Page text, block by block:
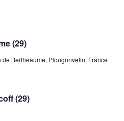
(29)
de Bertheaume, Plougonvelin, France
(29)